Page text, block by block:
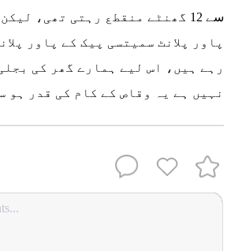
سے 12 گھنٹے منقطع رہتی تھی،
پاور پلانٹ سمیتسی پیک کے پاور
رہے ہیں، اس لیے ہمارے گھر کی
نہیں ہے یہ وقاص کے کام کی قدر ہو